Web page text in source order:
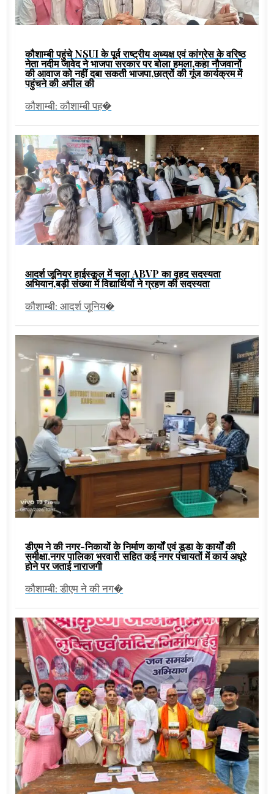
कौशाम्बी पहुंचे NSUI के पूर्व राष्ट्रीय अध्यक्ष एवं कांग्रेस के वरिष्ठ
नेता नदीम जावेद ने भाजपा सरकार पर बोला हमला,कहा नौजवानों
की आवाज को नहीं दबा सकती भाजपा,छात्रों की गूंज कार्यक्रम में
पहुंचने की अपील की
कौशाम्बी: कौशाम्बी पह�
आदर्श जूनियर हाईस्कूल में चला ABVP का वृहद सदस्यता
अभियान,बड़ी संख्या में विद्यार्थियों ने ग्रहण की सदस्यता
कौशाम्बी: आदर्श जूनिय�
डीएम ने की नगर-निकायों के निर्माण कार्यों एवं डूडा के कार्यों की
समीक्षा,नगर पालिका भरवारी सहित कई नगर पंचायतों में कार्य अधूरे
होने पर जताई नाराजगी
कौशाम्बी: डीएम ने की नग�